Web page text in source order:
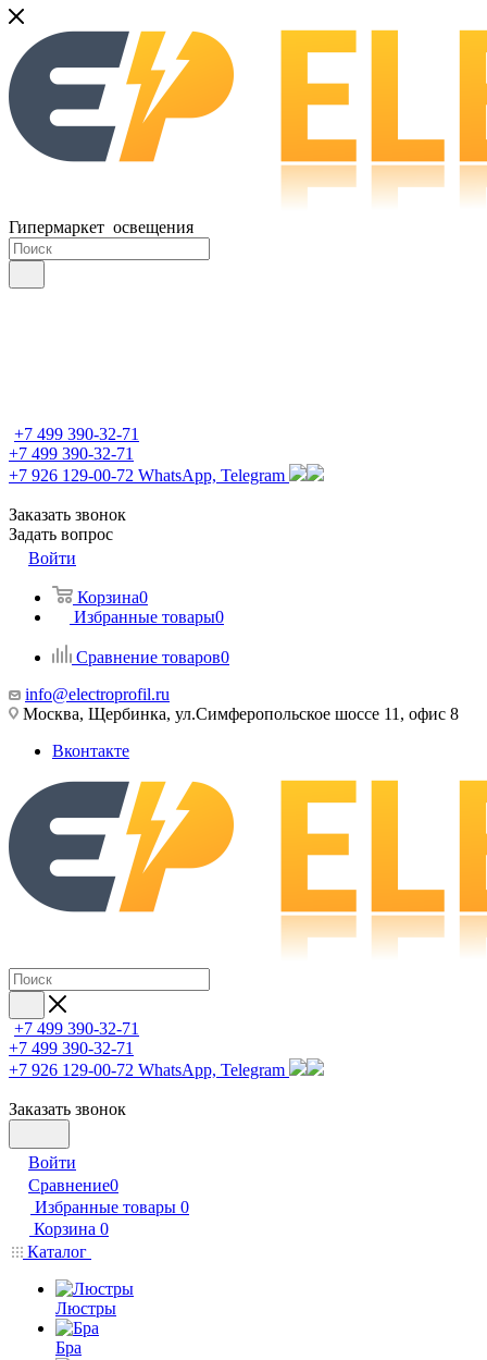
Гипермаркет освещения
+7 499 390-32-71
+7 499 390-32-71
+7 926 129-00-72 WhatsApp, Telegram
Заказать звонок
Задать вопрос
Войти
Корзина0
Избранные товары0
Сравнение товаров0
info@electroprofil.ru
Москва, Щербинка, ул.Симферопольское шоссе 11, офис 8
Вконтакте
+7 499 390-32-71
+7 499 390-32-71
+7 926 129-00-72 WhatsApp, Telegram
Заказать звонок
Войти
Сравнение0
Избранные товары 0
Корзина 0
Каталог
Люстры
Бра